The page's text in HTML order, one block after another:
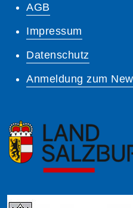
AGB
Impressum
Datenschutz
Anmeldung zum